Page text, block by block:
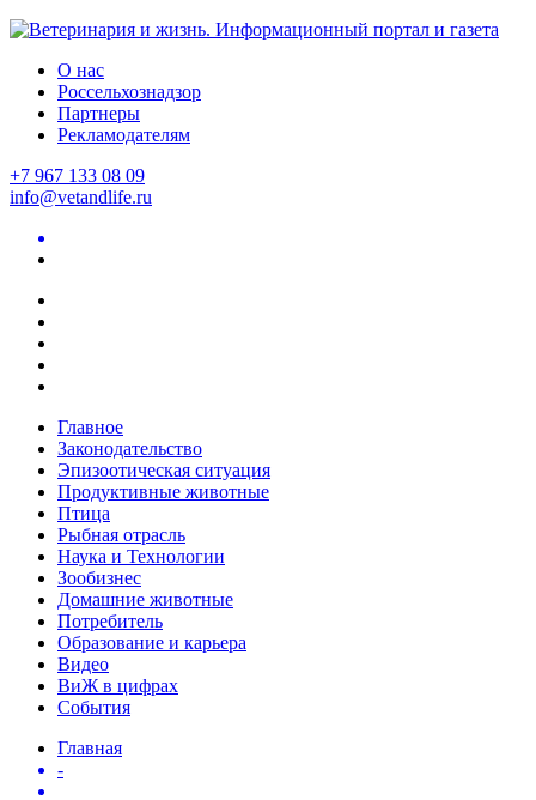
О нас
Россельхознадзор
Партнеры
Рекламодателям
+7 967 133 08 09
info@vetandlife.ru
Главное
Законодательство
Эпизоотическая ситуация
Продуктивные животные
Птица
Рыбная отрасль
Наука и Технологии
Зообизнес
Домашние животные
Потребитель
Образование и карьера
Видео
ВиЖ в цифрах
События
Главная
-